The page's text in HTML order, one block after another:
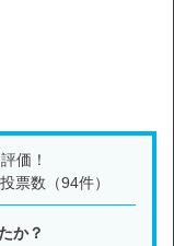
価！
票数（94件）
か？